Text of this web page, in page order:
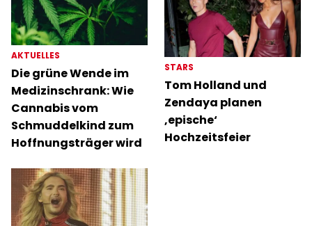
AKTUELLES
Die grüne Wende im
Medizinschrank: Wie
Cannabis vom
Schmuddelkind zum
Hoffnungsträger wird
STARS
Tom Holland und
Zendaya planen
‚epische‘
Hochzeitsfeier